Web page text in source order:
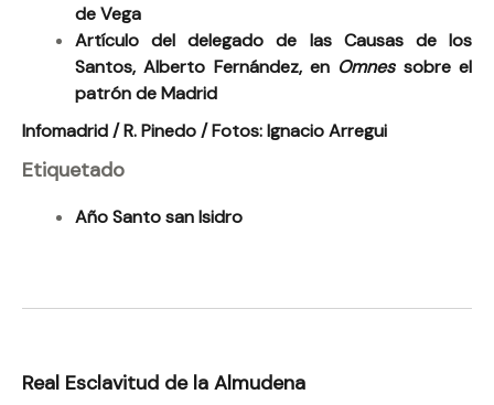
de Vega
Artículo del delegado de las Causas de los
Santos, Alberto Fernández, en Omnes sobre el
patrón de Madrid
Infomadrid / R. Pinedo / Fotos: Ignacio Arregui
Etiquetado
Año Santo san Isidro
Real Esclavitud de la Almudena